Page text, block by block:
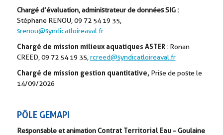
Chargé d’évaluation, administrateur de données SIG :
Stéphane RENOU, 09 72 54 19 35,
srenou@syndicatloireaval.fr
Chargé de mission milieux aquatiques ASTER : Ronan
CREED, 09 72 54 19 35, rcreed@syndicatloireaval.fr
Chargé de mission gestion quantitative, Prise de poste le
14/09/2026
PÔLE GEMAPI
Responsable et animation Contrat Territorial Eau –Goulaine